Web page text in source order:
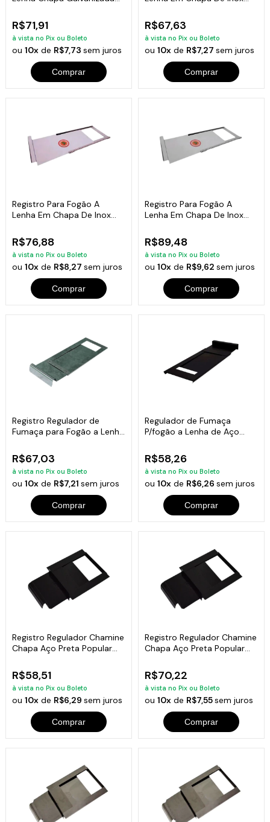
R$71,91
à vista no Pix ou Boleto
ou10x de R$7,73sem juros
Comprar
R$67,63
à vista no Pix ou Boleto
ou 10xde R$7,27 sem juros
Comprar
Registro Para Fogão A
Lenha Em Chapa De Inox
R$76,88
à vista no Pix ou Boleto
ou10x de R$8,27sem juros
Comprar
Registro Para Fogão A
Lenha Em Chapa De Inox
R$89,48
à vista no Pix ou Boleto
ou 10xde R$9,62 sem juros
Comprar
Registro Regulador de
Fumaça para Fogão a Lenha
R$67,03
à vista no Pix ou Boleto
ou10x de R$7,21sem juros
Comprar
Regulador de Fumaça
P/fogão a Lenha de Aço
R$58,26
à vista no Pix ou Boleto
ou 10xde R$6,26 sem juros
Comprar
Registro Regulador Chamine
Chapa Aço Preta Popular
R$58,51
à vista no Pix ou Boleto
ou10x de R$6,29sem juros
Comprar
Registro Regulador Chamine
Chapa Aço Preta Popular
R$70,22
à vista no Pix ou Boleto
ou 10xde R$7,55sem juros
Comprar